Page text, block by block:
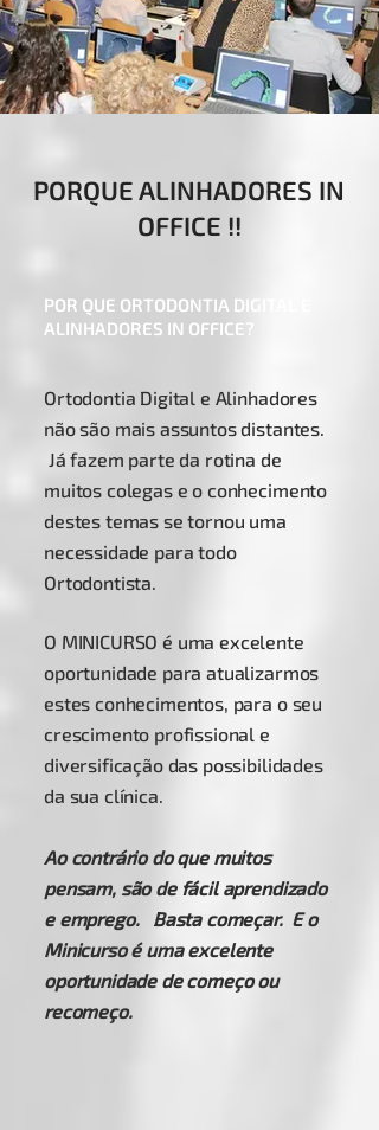
PORQUE ALINHADORES IN
OFFICE !!
POR QUE ORTODONTIA DIGITAL E
ALINHADORES IN OFFICE?
Ortodontia Digital e Alinhadores
não são mais assuntos distantes.
Já fazem parte da rotina de
muitos colegas e o conhecimento
destes temas se tornou uma
necessidade para todo
Ortodontista.
O MINICURSO é uma excelente
oportunidade para atualizarmos
estes conhecimentos, para o seu
crescimento profissional e
diversificação das possibilidades
da sua clínica.
Ao contrário do que muitos
pensam, são de fácil aprendizado
e emprego. Basta começar. E o
Minicurso é uma excelente
oportunidade de começo ou
recomeço.